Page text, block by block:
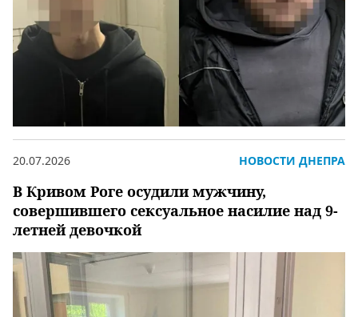
В Кривом Роге осудили мужчину,
совершившего сексуальное насилие над 9-
летней девочкой
20.07.2026 НОВОСТИ ДНЕПРА